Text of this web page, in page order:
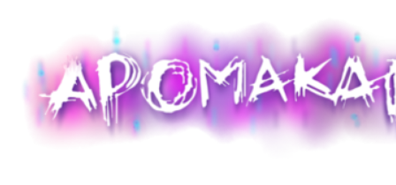
содержимому